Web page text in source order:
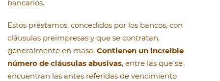
bancarios.
Estos préstamos, concedidos por los bancos, con
cláusulas preimpresas y que se contratan,
generalmente en masa. Contienen un increíble
número de cláusulas abusivas, entre las que se
encuentran las antes referidas de vencimiento